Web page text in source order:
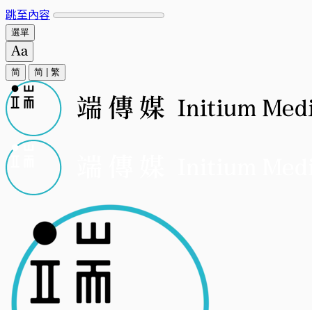
跳至內容
選單
简 简 繁